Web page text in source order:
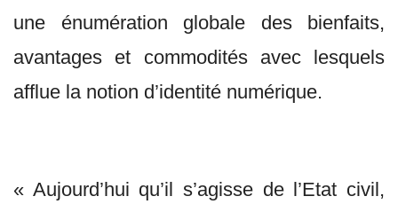
une énumération globale des bienfaits,
avantages et commodités avec lesquels
afflue la notion d’identité numérique.
« Aujourd’hui qu’il s’agisse de l’Etat civil,